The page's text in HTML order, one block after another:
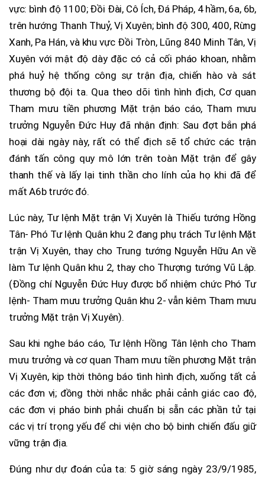
vực: bình độ 1100; Đồi Đài, Cô Ích, Đá Pháp, 4 hầm, 6a, 6b,
trên hướng Thanh Thuỷ, Vị Xuyên; bình độ 300, 400, Rừng
Xanh, Pa Hán, và khu vực Đồi Tròn, Lũng 840 Minh Tân, Vị
Xuyên với mật độ dày đặc có cả cối pháo khoan, nhằm
phá huỷ hệ thống công sự trận địa, chiến hào và sát
thương bộ đội ta. Qua theo dõi tình hình địch, Cơ quan
Tham mưu tiền phương Mặt trận báo cáo, Tham mưu
trưởng Nguyễn Đức Huy đã nhận định: Sau đợt bắn phá
hoại dài ngày này, rất có thể địch sẽ tổ chức các trận
đánh tấn công quy mô lớn trên toàn Mặt trận để gây
thanh thế và lấy lại tinh thần cho lính của họ khi đã để
mất A6b trước đó.
Lúc này, Tư lệnh Mặt trận Vị Xuyên là Thiếu tướng Hồng
Tân- Phó Tư lệnh Quân khu 2 đang phụ trách Tư lệnh Mặt
trận Vị Xuyên, thay cho Trung tướng Nguyễn Hữu An về
làm Tư lệnh Quân khu 2, thay cho Thượng tướng Vũ Lập.
(Đồng chí Nguyễn Đức Huy được bổ nhiệm chức Phó Tư
lệnh- Tham mưu trưởng Quân khu 2- vẫn kiêm Tham mưu
trưởng Mặt trận Vị Xuyên).
Sau khi nghe báo cáo, Tư lệnh Hồng Tân lệnh cho Tham
mưu trưởng và cơ quan Tham mưu tiền phương Mặt trận
Vị Xuyên, kịp thời thông báo tình hình địch, xuống tất cả
các đơn vị; đồng thời nhắc nhắc phải cảnh giác cao độ,
các đơn vị pháo binh phải chuẩn bị sẵn các phần tử tại
các vị trí trọng yếu để chi viện cho bộ binh chiến đấu giữ
vững trận địa.
Đúng như dự đoán của ta: 5 giờ sáng ngày 23/9/1985,